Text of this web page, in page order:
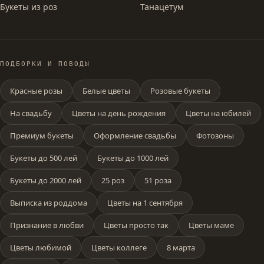
Букеты из роз
Танацетум
ПОДБОРКИ И ПОВОДЫ
Красные розы Белые цветы Розовые букеты
На свадьбу Цветы на день рождения Цветы на юбилей
Премиум букеты Оформление свадьбы Фотозоны
Букеты до 500 лей Букеты до 1000 лей
Букеты до 2000 лей 25 роз 51 роза
Выписка из роддома Цветы на 1 сентября
Признание в любви Цветы просто так Цветы маме
Цветы любимой Цветы коллеге 8 марта